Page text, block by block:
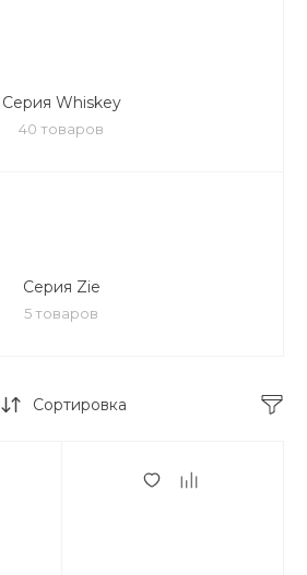
Серия Whiskey
40 товаров
Серия Zie
5 товаров
Сортировка